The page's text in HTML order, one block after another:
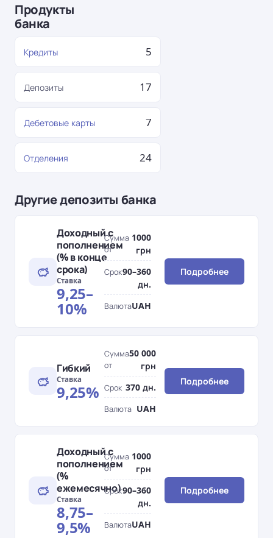
Продукты
банка
Кредиты 5
Депозиты 17
Дебетовые карты 7
Отделения 24
Другие депозиты банка
Доходный с
пополнением
(% в конце
срока)
Ставка
9,25–
10%
Сумма
от
1000
грн
Срок90–360
дн.
ВалютаUAH
Подробнее
Гибкий
Ставка
9,25%
Сумма
от
50 000
грн
Срок 370 дн.
Валюта UAH
Подробнее
Доходный с
пополнением
(%
ежемесячно)
Ставка
8,75–
9,5%
Сумма
от
1000
грн
Срок90–360
дн.
ВалютаUAH
Подробнее